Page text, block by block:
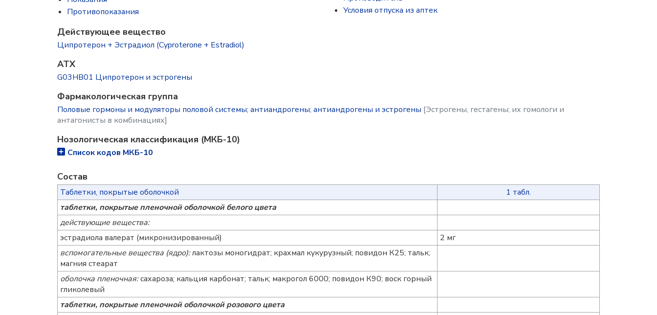
Противопоказания
Условия отпуска из аптек
Действующее вещество
Ципротерон + Эстрадиол (Cyproterone + Estradiol)
ATX
G03HB01 Ципротерон и эстрогены
Фармакологическая группа
Половые гормоны и модуляторы половой системы; антиандрогены; антиандрогены и эстрогены [Эстрогены, гестагены; их гомологи и
антагонисты в комбинациях]
Нозологическая классификация (МКБ-10)
Список кодов МКБ-10
Состав
Таблетки, покрытые оболочкой
1 табл.
таблетки, покрытые пленочной оболочкой белого цвета
действующие вещества:
эстрадиола валерат (микронизированный)
2 мг
вспомогательные вещества (ядро):лактозы моногидрат; крахмал кукурузный; повидон К25; тальк;
магния стеарат
оболочка пленочная:сахароза; кальция карбонат; тальк; макрогол 6000; повидон К90; воск горный
гликолевый
таблетки, покрытые пленочной оболочкой розового цвета